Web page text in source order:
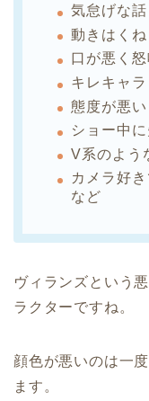
気怠げな
動きはくね
口が悪く怒
キレキャラ
態度が悪い
ショー中
V系のよう
カメラ好
など
ヴィランズという
ラクターですね。
顔色が悪いのは一
ます。